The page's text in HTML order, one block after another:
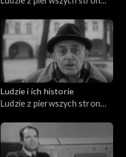
Ludzie i ich historie
Ludzie z pierwszych stron